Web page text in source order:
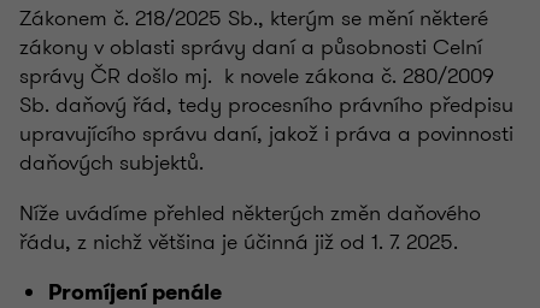
Zákonem č. 218/2025 Sb., kterým se mění některé
zákony v oblasti správy daní a působnosti Celní
správy ČR došlo mj. k novele zákona č. 280/2009
Sb. daňový řád, tedy procesního právního předpisu
upravujícího správu daní, jakož i práva a povinnosti
daňových subjektů.
Níže uvádíme přehled některých změn daňového
řádu, z nichž většina je účinná již od 1. 7. 2025.
Promíjení penále